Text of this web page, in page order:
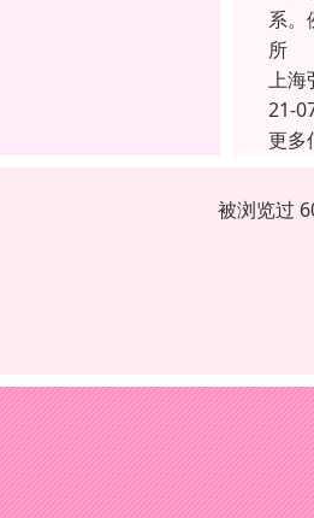
系。
所
上海
21-
更多
被浏览过